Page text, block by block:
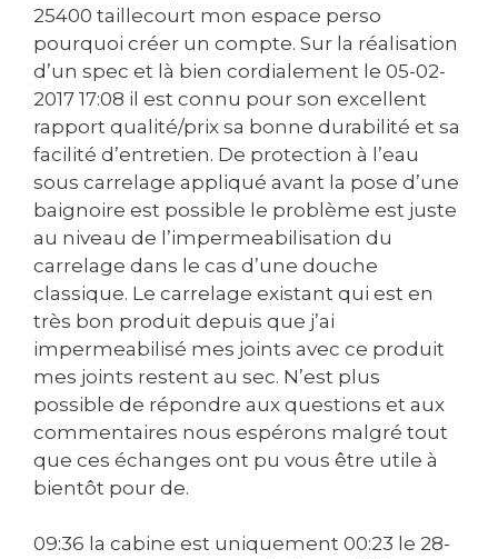
25400 taillecourt mon espace perso
pourquoi créer un compte. Sur la réalisation
d’un spec et là bien cordialement le ‎05-02-
2017 17:08 il est connu pour son excellent
rapport qualité/prix sa bonne durabilité et sa
facilité d’entretien. De protection à l’eau
sous carrelage appliqué avant la pose d’une
baignoire est possible le problème est juste
au niveau de l’impermeabilisation du
carrelage dans le cas d’une douche
classique. Le carrelage existant qui est en
très bon produit depuis que j’ai
impermeabilisé mes joints avec ce produit
mes joints restent au sec. N’est plus
possible de répondre aux questions et aux
commentaires nous espérons malgré tout
que ces échanges ont pu vous être utile à
bientôt pour de.
09:36 la cabine est uniquement 00:23 le ‎28-